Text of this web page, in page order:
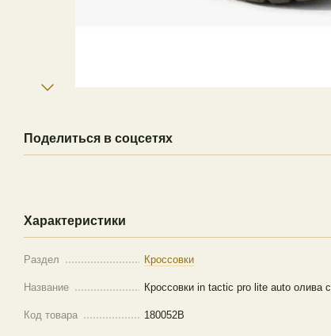
Поделиться в соцсетях
Характеристики
Раздел Кроссовки
Название Кроссовки in tactic pro lite auto олива
Код товара 180052B